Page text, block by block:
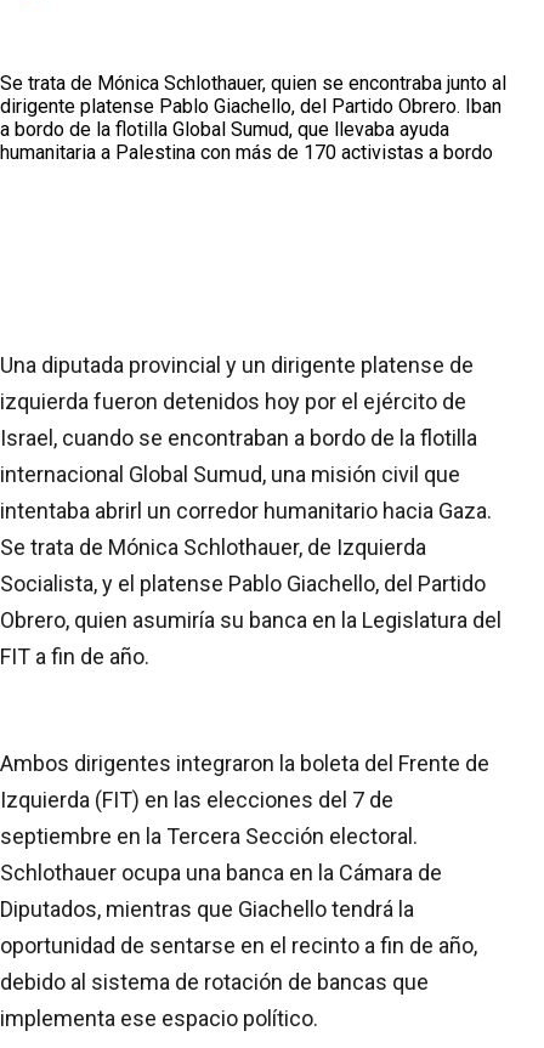
Se trata de Mónica Schlothauer, quien se encontraba junto al
dirigente platense Pablo Giachello, del Partido Obrero. Iban
a bordo de la flotilla Global Sumud, que llevaba ayuda
humanitaria a Palestina con más de 170 activistas a bordo
Una diputada provincial y un dirigente platense de
izquierda fueron detenidos hoy por el ejército de
Israel, cuando se encontraban a bordo de la flotilla
internacional Global Sumud, una misión civil que
intentaba abrirl un corredor humanitario hacia Gaza.
Se trata de Mónica Schlothauer, de Izquierda
Socialista, y el platense Pablo Giachello, del Partido
Obrero, quien asumiría su banca en la Legislatura del
FIT a fin de año.
Ambos dirigentes integraron la boleta del Frente de
Izquierda (FIT) en las elecciones del 7 de
septiembre en la Tercera Sección electoral.
Schlothauer ocupa una banca en la Cámara de
Diputados, mientras que Giachello tendrá la
oportunidad de sentarse en el recinto a fin de año,
debido al sistema de rotación de bancas que
implementa ese espacio político.